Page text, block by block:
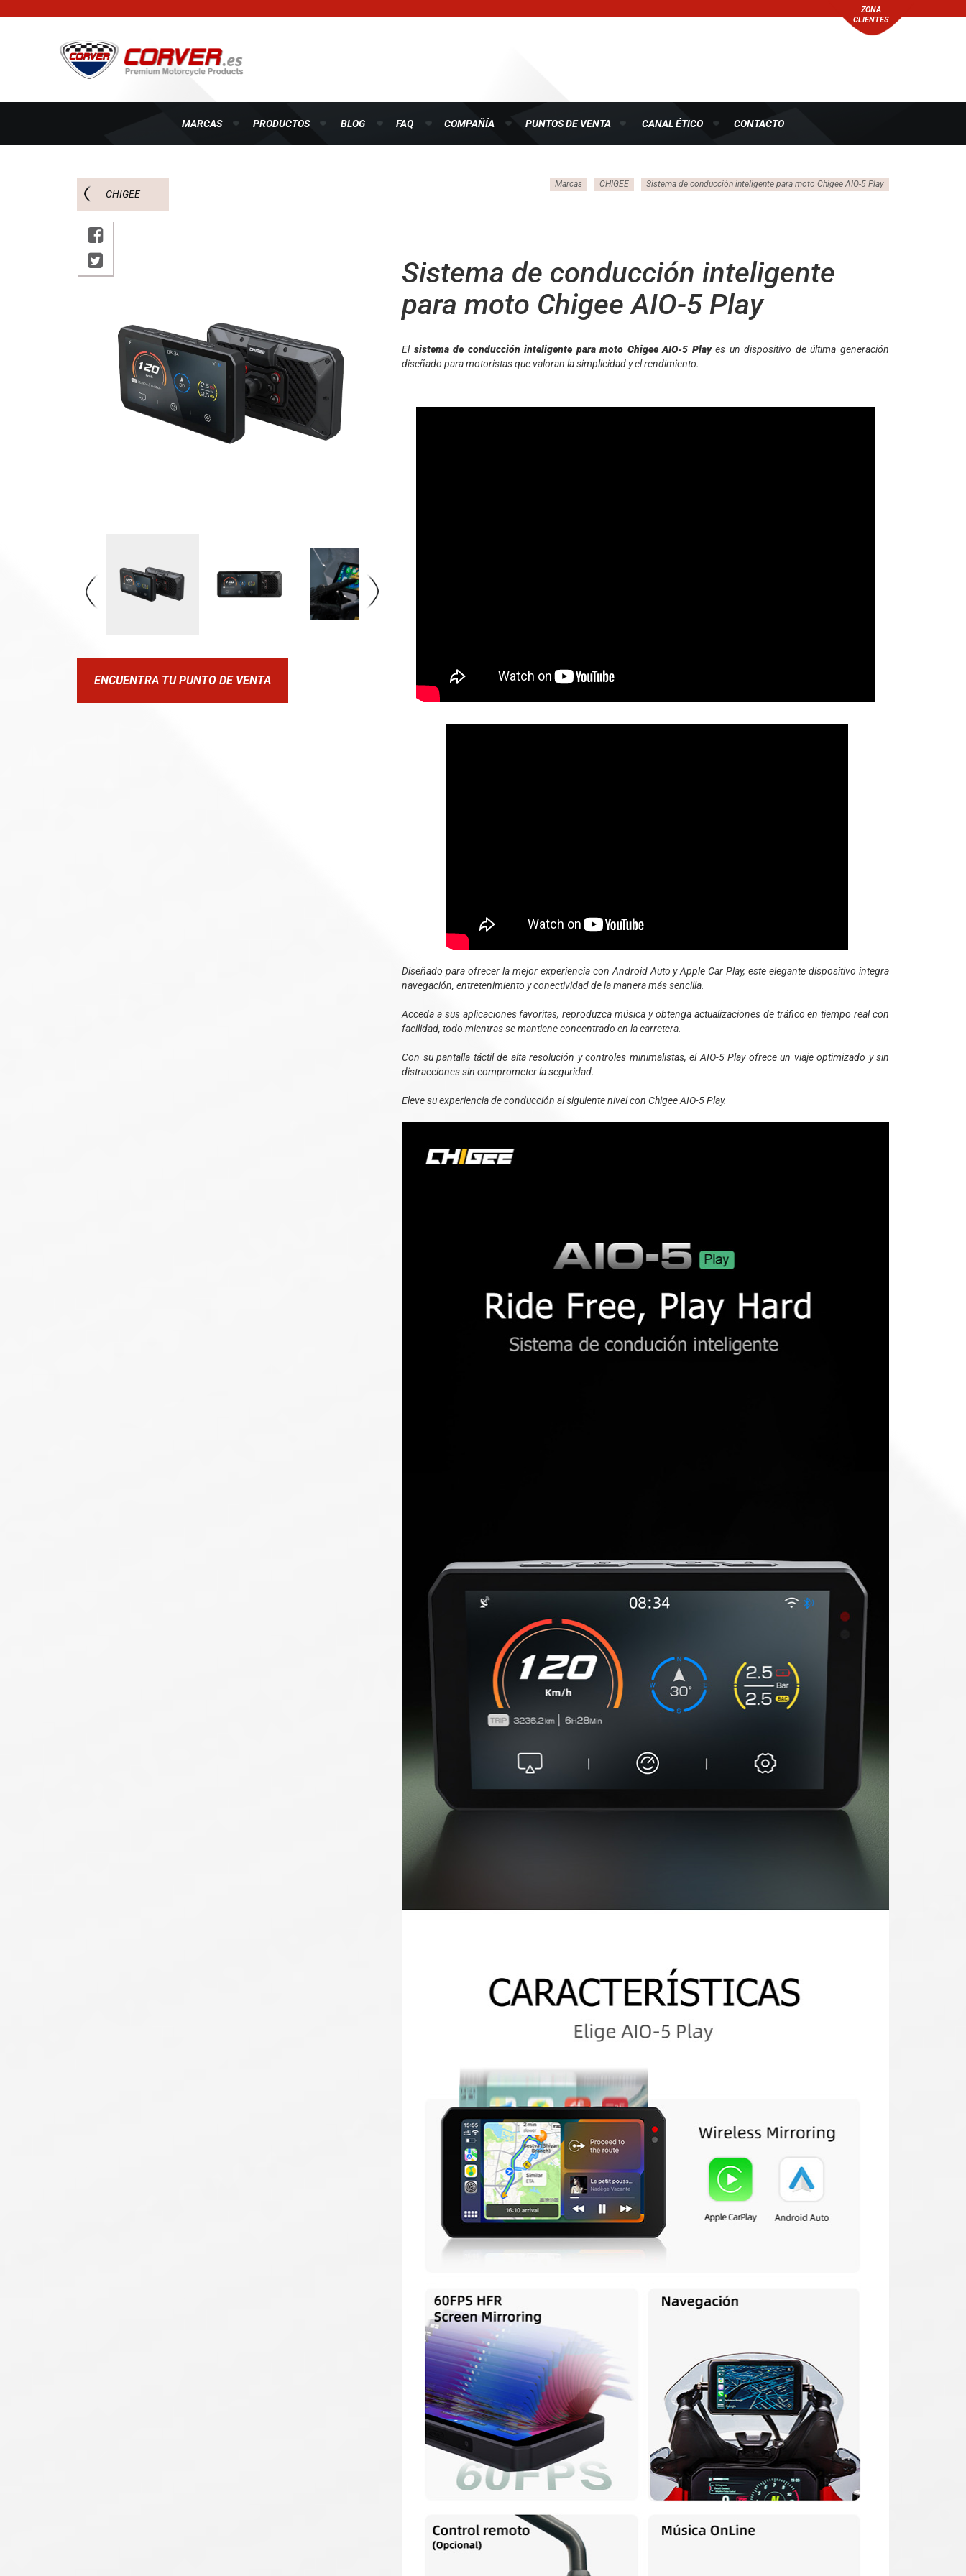
ZONA
CLIENTES
MARCAS PRODUCTOS BLOG FAQ COMPAÑÍA PUNTOS DE VENTA CANAL ÉTICO CONTACTO
CHIGEE
Marcas CHIGEE Sistema de conducción inteligente para moto Chigee AIO-5 Play
ENCUENTRA TU PUNTO DE VENTA
Sistema de conducción inteligente
para moto Chigee AIO-5 Play
El sistema de conducción inteligente para moto Chigee AIO-5 Playes un dispositivo de última generación
diseñado para motoristas que valoran la simplicidad y el rendimiento.
Diseñado para ofrecer la mejor experiencia con Android Auto y Apple Car Play, este elegante dispositivo integra
navegación, entretenimiento y conectividad de la manera más sencilla.
Acceda a sus aplicaciones favoritas, reproduzca música y obtenga actualizaciones de tráfico en tiempo real con
facilidad, todo mientras se mantiene concentrado en la carretera.
Con su pantalla táctil de alta resolución y controles minimalistas, el AIO-5 Play ofrece un viaje optimizado y sin
distracciones sin comprometer la seguridad.
Eleve su experiencia de conducción al siguiente nivel con Chigee AIO-5 Play.